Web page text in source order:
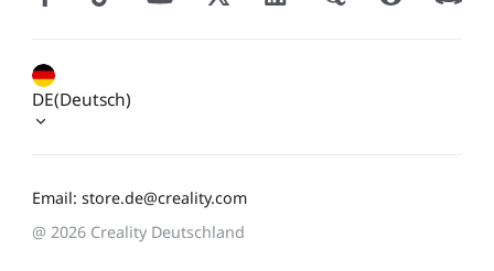
Email: store.de@creality.com
DE(Deutsch)
@ 2026 Creality Deutschland